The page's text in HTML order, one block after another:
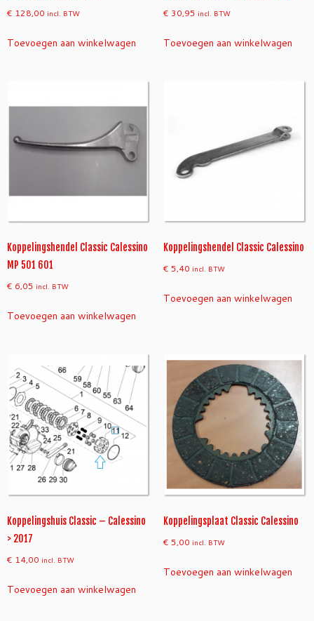
€ 128,00 incl. BTW
Toevoegen aan winkelwagen
€ 30,95 incl. BTW
Toevoegen aan winkelwagen
Koppelingshendel Classic Calessino
MP 501 601
€ 6,05 incl. BTW
Toevoegen aan winkelwagen
Koppelingshendel Classic Calessino
€ 5,40 incl. BTW
Toevoegen aan winkelwagen
Koppelingshuis Classic – Calessino
> 2017
€ 14,00 incl. BTW
Toevoegen aan winkelwagen
Koppelingsplaat Classic Calessino
€ 5,00 incl. BTW
Toevoegen aan winkelwagen